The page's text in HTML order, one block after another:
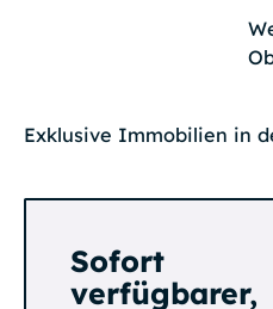
Exklusive Immobilien in
Sofort
verfügbarer,